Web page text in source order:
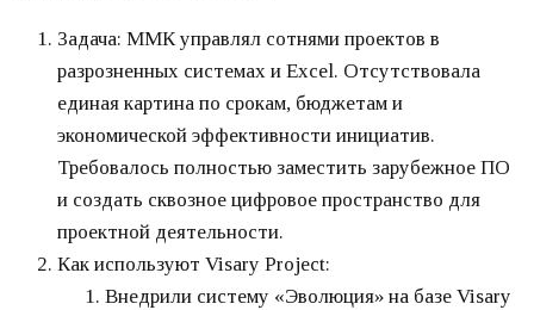
Задача: ММК управлял сотнями проектов в
разрозненных системах и Excel. Отсутствовала
единая картина по срокам, бюджетам и
экономической эффективности инициатив.
Требовалось полностью заместить зарубежное ПО
и создать сквозное цифровое пространство для
проектной деятельности.
Как используют Visary Project:
Внедрили систему «Эволюция» на базе Visary